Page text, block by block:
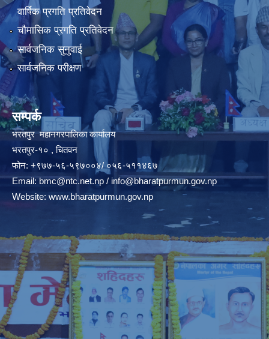
वार्षिक प्रगति प्रतिवेदन
चौमासिक प्रगति प्रतिवेदन
सार्वजनिक सुनुवाई
सार्वजनिक परीक्षण
सम्पर्क
भरतपुर महानगरपालिका कार्यालय
भरतपुर-१० , चितवन
फोन: +९७७-५६-५९७००४/ ०५६-५११४६७
Email:bmc@ntc.net.np / info@bharatpurmun.gov.np
Website: www.bharatpurmun.gov.np